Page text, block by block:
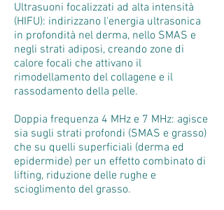
Ultrasuoni focalizzati ad alta intensità
(HIFU): indirizzano l'energia ultrasonica
in profondità nel derma, nello SMAS e
negli strati adiposi, creando zone di
calore focali che attivano il
rimodellamento del collagene e il
rassodamento della pelle.
Doppia frequenza 4 MHz e 7 MHz: agisce
sia sugli strati profondi (SMAS e grasso)
che su quelli superficiali (derma ed
epidermide) per un effetto combinato di
lifting, riduzione delle rughe e
scioglimento del grasso.